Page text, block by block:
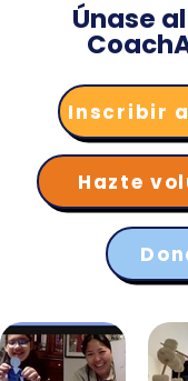
Únase
Inscribir
Hazte